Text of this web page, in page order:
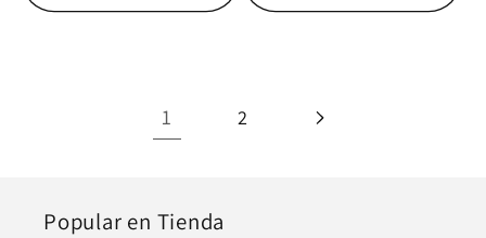
1 2
Popular en Tienda